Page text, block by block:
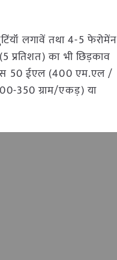
लगावें तथा 4-5 फेरोमेंन
प्रतिशत) का भी छिड़काव
50 ईएल (400 एम.एल /
350 ग्राम/एकड़) या